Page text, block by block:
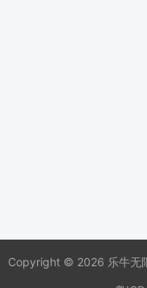
Copyright © 2026 乐牛无